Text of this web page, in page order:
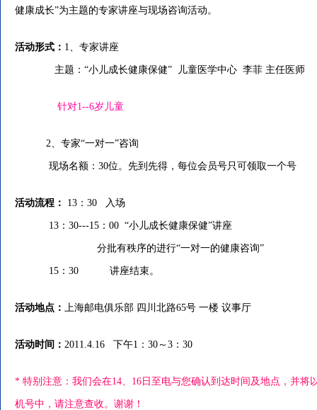
健康成长”为主题的专家讲座与现场咨询活动。
活动形式： 1、专家讲座
主题：“小儿成长健康保健” 儿童医学中心 李菲 主任医师
针对1--6岁儿童
2、专家“一对一”咨询
现场名额：30位。先到先得，每位会员号只可领取一个号
活动流程： 13：30 入场
13：30---15：00 “小儿成长健康保健”讲座
分批有秩序的进行“一对一的健康咨询”
15：30 讲座结束。
活动地点： 上海邮电俱乐部 四川北路65号 一楼 议事厅
活动时间： 2011.4.16 下午1：30～3：30
* 特别注意：我们会在14、16日至电与您确认到达时间及地点，并将
机号中，请注意查收。谢谢！